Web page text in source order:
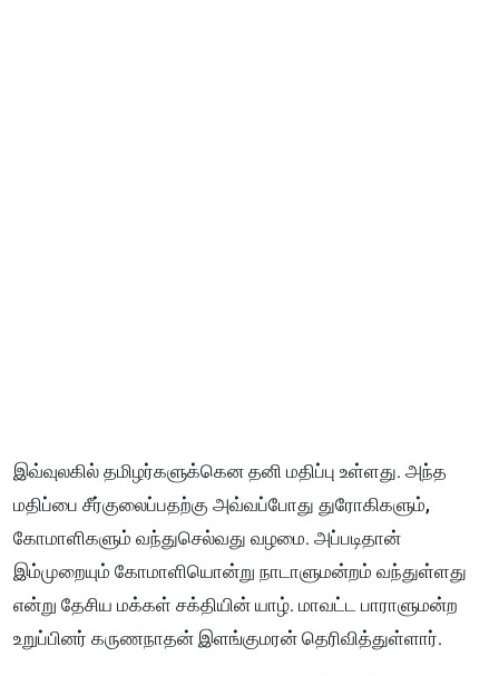
இவ்வுலகில் தமிழர்களுக்கென தனி மதிப்பு உள்ளது. அந்த
மதிப்பை சீர்குலைப்பதற்கு அவ்வப்போது துரோகிகளும்,
கோமாளிகளும் வந்துசெல்வது வழமை. அப்படிதான்
இம்முறையும் கோமாளியொன்று நாடாளுமன்றம் வந்துள்ளது
என்று தேசிய மக்கள் சக்தியின் யாழ். மாவட்ட பாராளுமன்ற
உறுப்பினர் கருணநாதன் இளங்குமரன் தெரிவித்துள்ளார்.